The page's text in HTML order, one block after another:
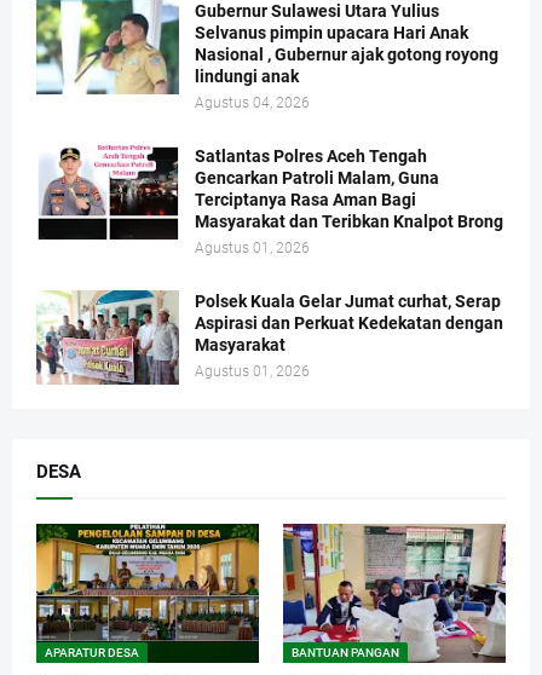
Gubernur Sulawesi Utara Yulius
Selvanus pimpin upacara Hari Anak
Nasional , Gubernur ajak gotong royong
lindungi anak
Agustus 04, 2026
Satlantas Polres Aceh Tengah
Gencarkan Patroli Malam, Guna
Terciptanya Rasa Aman Bagi
Masyarakat dan Teribkan Knalpot Brong
Agustus 01, 2026
Polsek Kuala Gelar Jumat curhat, Serap
Aspirasi dan Perkuat Kedekatan dengan
Masyarakat
Agustus 01, 2026
DESA
APARATUR DESA BANTUAN PANGAN